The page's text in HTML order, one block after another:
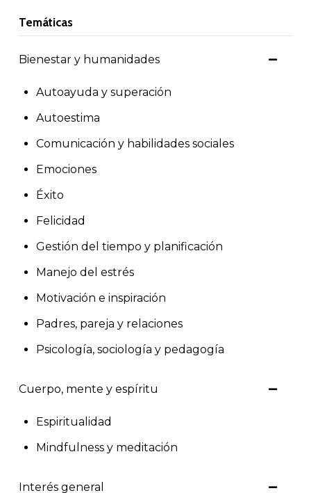
Temáticas
Bienestar y humanidades
Autoayuda y superación
Autoestima
Comunicación y habilidades sociales
Emociones
Éxito
Felicidad
Gestión del tiempo y planificación
Manejo del estrés
Motivación e inspiración
Padres, pareja y relaciones
Psicología, sociología y pedagogía
Cuerpo, mente y espíritu
Espiritualidad
Mindfulness y meditación
Interés general